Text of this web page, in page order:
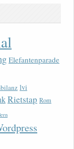
Elefantenparade
lvi
Rietstap Rom